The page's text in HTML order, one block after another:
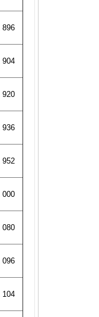
896
904
920
936
952
000
080
096
104